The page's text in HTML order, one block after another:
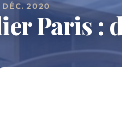
DÉC. 2020
Paris :